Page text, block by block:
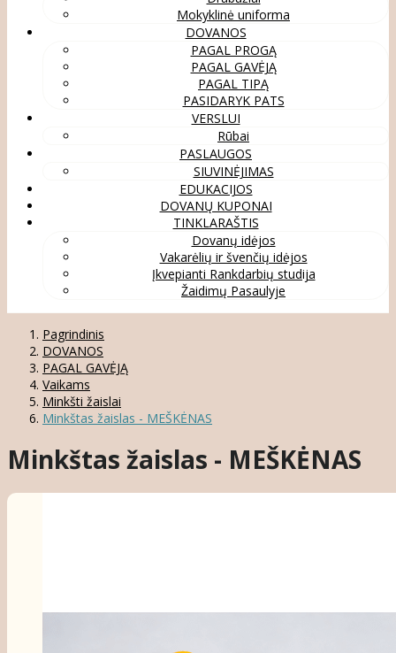
Mokyklinė uniforma
DOVANOS
PAGAL PROGĄ
PAGAL GAVĖJĄ
PAGAL TIPĄ
PASIDARYK PATS
VERSLUI
Rūbai
PASLAUGOS
SIUVINĖJIMAS
EDUKACIJOS
DOVANŲ KUPONAI
TINKLARAŠTIS
Dovanų idėjos
Vakarėlių ir švenčių idėjos
Įkvepianti Rankdarbių studija
Žaidimų Pasaulyje
Pagrindinis
DOVANOS
PAGAL GAVĖJĄ
Vaikams
Minkšti žaislai
Minkštas žaislas - MEŠKĖNAS
Minkštas žaislas - MEŠKĖNAS